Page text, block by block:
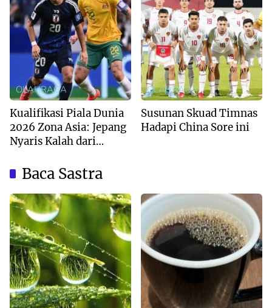
OLAHRAGA
Kualifikasi Piala Dunia
2026 Zona Asia: Jepang
Nyaris Kalah dari
OLAHRAGA
Susunan Skuad Timnas
Hadapi China Sore ini
Baca Sastra